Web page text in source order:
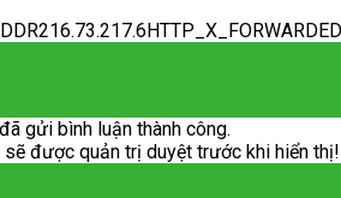
gửi bình luận thành công.
sẽ được quản trị duyệt trước khi hiển thị!